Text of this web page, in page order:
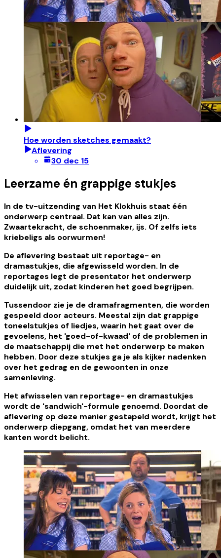
Hoe worden sketches gemaakt?
Aflevering
30 dec 15
Leerzame én grappige stukjes
In de tv-uitzending van Het Klokhuis staat één
onderwerp centraal. Dat kan van alles zijn.
Zwaartekracht, de schoenmaker, ijs. Of zelfs iets
kriebeligs als oorwurmen!
De aflevering bestaat uit reportage- en
dramastukjes, die afgewisseld worden. In de
reportages legt de presentator het onderwerp
duidelijk uit, zodat kinderen het goed begrijpen.
Tussendoor zie je de dramafragmenten, die worden
gespeeld door acteurs. Meestal zijn dat grappige
toneelstukjes of liedjes, waarin het gaat over de
gevoelens, het 'goed-of-kwaad' of de problemen in
de maatschappij die met het onderwerp te maken
hebben. Door deze stukjes ga je als kijker nadenken
over het gedrag en de gewoonten in onze
samenleving.
Het afwisselen van reportage- en dramastukjes
wordt de 'sandwich'-formule genoemd. Doordat de
aflevering op deze manier gestapeld wordt, krijgt het
onderwerp diepgang, omdat het van meerdere
kanten wordt belicht.